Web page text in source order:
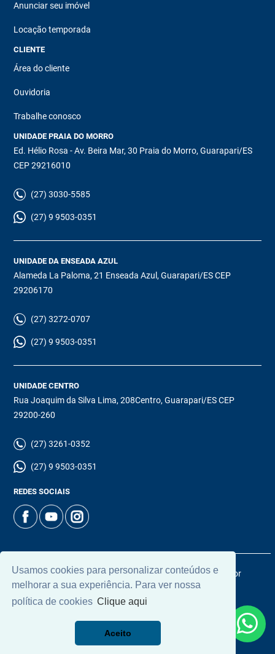
Usamos cookies para personalizar conteúdos e
melhorar a sua experiência. Para ver nossa
política de cookies Clique aqui
Aceito
Anunciar seu imóvel
Locação temporada
CLIENTE
Área do cliente
Ouvidoria
Trabalhe conosco
UNIDADE PRAIA DO MORRO
Ed. Hélio Rosa - Av. Beira Mar, 30 Praia do Morro, Guarapari/ES
CEP 29216010
(27) 3030-5585
(27) 9 9503-0351
UNIDADE DA ENSEADA AZUL
Alameda La Paloma, 21 Enseada Azul, Guarapari/ES CEP
29206170
(27) 3272-0707
(27) 9 9503-0351
UNIDADE CENTRO
Rua Joaquim da Silva Lima, 208Centro, Guarapari/ES CEP
29200-260
(27) 3261-0352
(27) 9 9503-0351
REDES SOCIAIS
© 2026 | Chamoun Imóveis | CRECI: 5965J | Desenvolvido por
Universal Software.